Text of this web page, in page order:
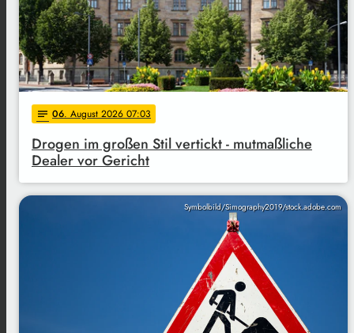
notes 06. August 2026 07:03
Drogen im großen Stil vertickt - mutmaßliche
Dealer vor Gericht
Symbolbild/Simography2019/stock.adobe.com